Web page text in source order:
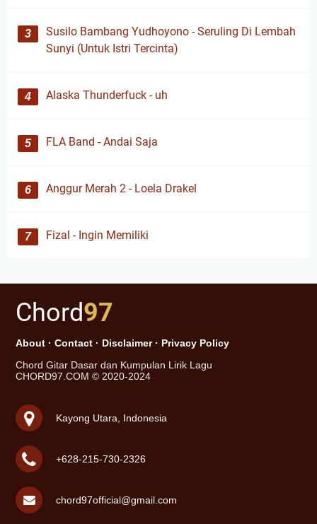
Susilo Bambang Yudhoyono - Seruling Di Lembah
Sunyi (Untuk Istri Tercinta)
Alaska Thunderfuck - uh
FLA Band - Andai Saja
Anggur Merah 2 - Loela Drakel
Fizal - Ingin Memiliki
Chord97
About · Contact · Disclaimer· Privacy Policy
Chord Gitar Dasar dan Kumpulan Lirik Lagu
CHORD97.COM © 2020-2024
Kayong Utara, Indonesia
+628-215-730-2326
chord97official@gmail.com